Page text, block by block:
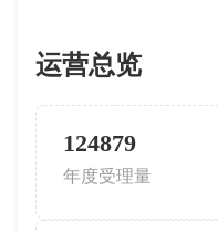
运营总览
124879
年度受理量